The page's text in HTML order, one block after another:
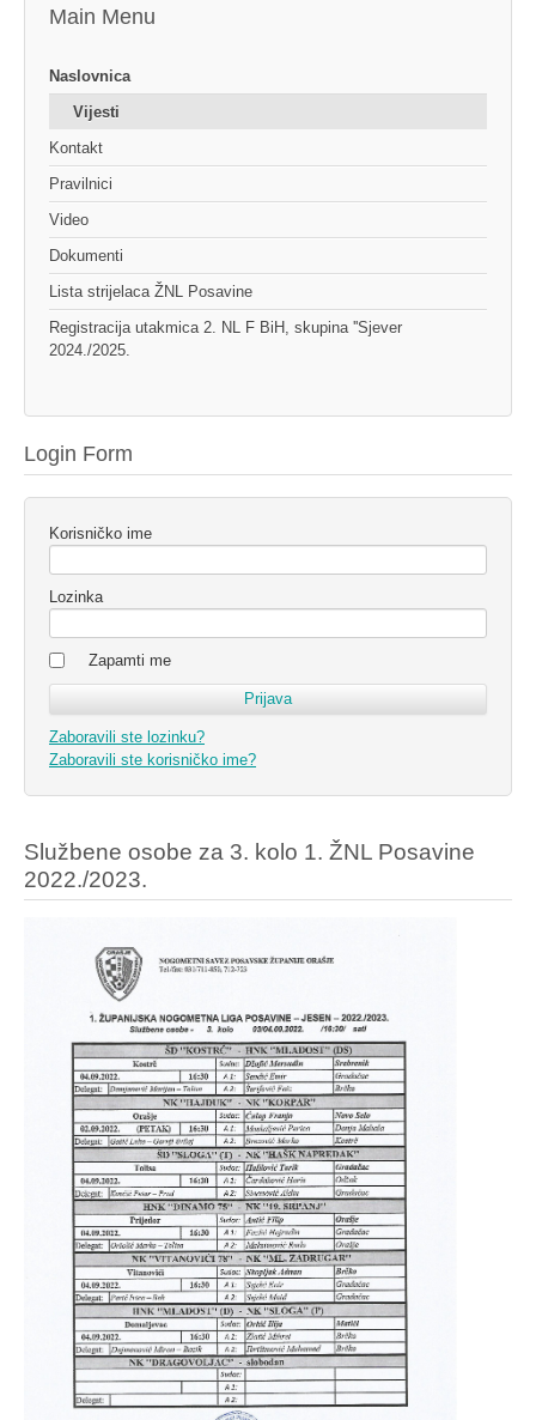
Main Menu
Naslovnica
Vijesti
Kontakt
Pravilnici
Video
Dokumenti
Lista strijelaca ŽNL Posavine
Registracija utakmica 2. NL F BiH, skupina ''Sjever
2024./2025.
Login Form
Korisničko ime
Lozinka
Zapamti me
Zaboravili ste lozinku?
Zaboravili ste korisničko ime?
Službene osobe za 3. kolo 1. ŽNL Posavine
2022./2023.